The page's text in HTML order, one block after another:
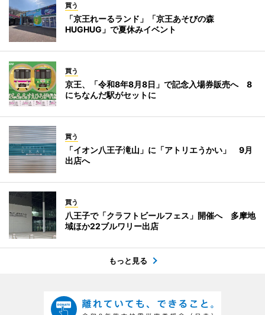
買う
「京王れーるランド」「京王あそびの森
HUGHUG」で夏休みイベント
買う
京王、「令和8年8月8日」で記念入場券販売へ 8
にちなんだ駅がセットに
買う
「イオン八王子滝山」に「アトリエうかい」 9月
出店へ
買う
八王子で「クラフトビールフェス」開催へ 多摩地
域ほか22ブルワリー出店
もっと見る